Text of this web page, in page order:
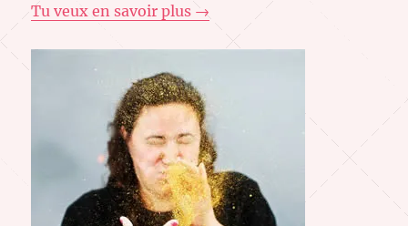
Tu veux en savoir plus →